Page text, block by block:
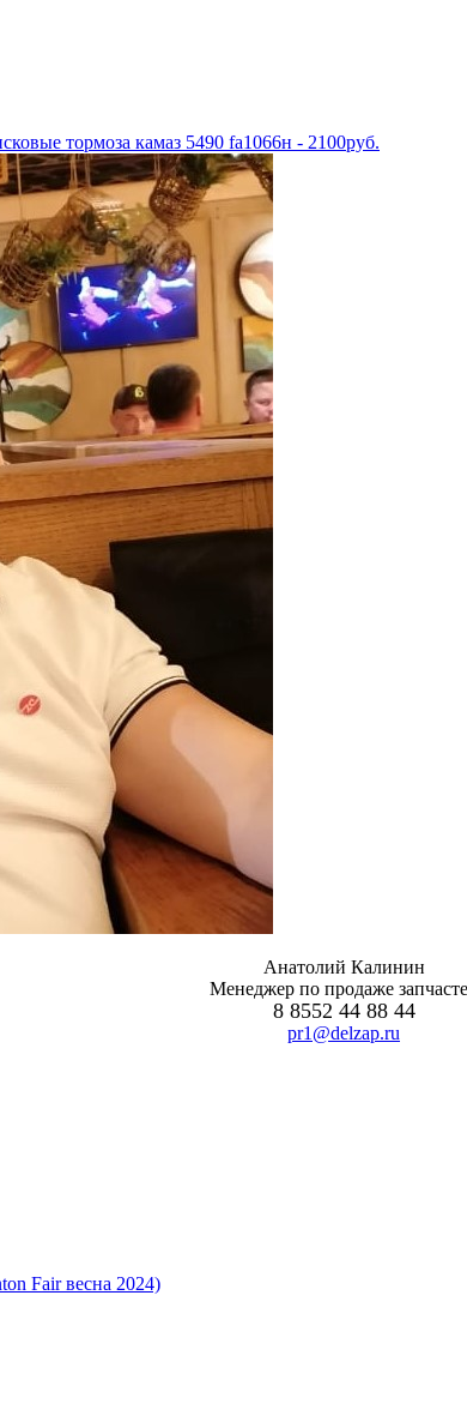
тормоза камаз 5490 fa1066н - 2100руб.
Анатолий Калинин
Менеджер по продаже
8 8552 44 88 44
pr1@delzap.ru
Fair весна 2024)